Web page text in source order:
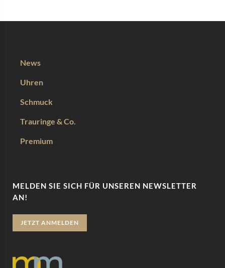
News
Uhren
Schmuck
Trauringe & Co.
Premium
MELDEN SIE SICH FÜR UNSEREN NEWSLETTER
AN!
JETZT ANMELDEN